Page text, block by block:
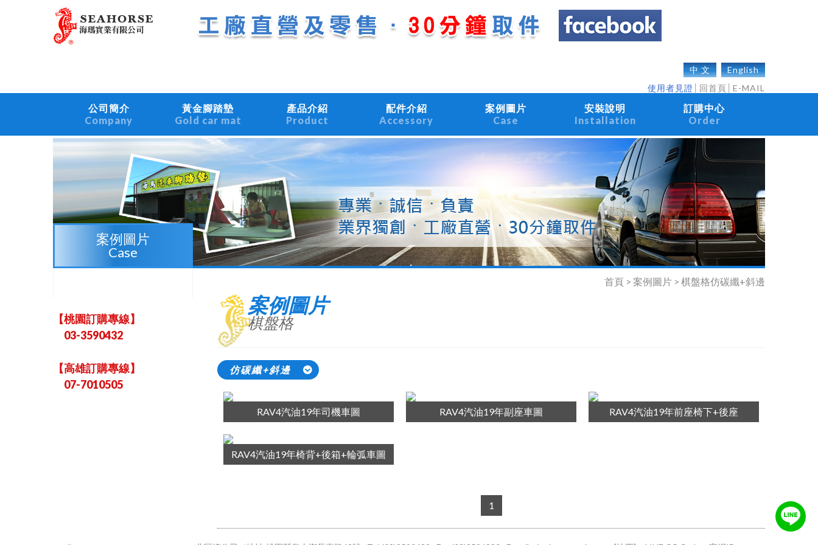
中 文
English
使用者見證
回首頁 E-MAIL
公司簡介
Company
黃金腳踏墊
Gold car mat
產品介紹
Product
配件介紹
Accessory
案例圖片
Case
安裝說明
Installation
訂購中心
Order
案例圖片
Case
【桃園訂購專線】
03-3590432
【高雄訂購專線】
07-7010505
首頁 > 案例圖片 > 棋盤格仿碳纖+斜邊
案例圖片
棋盤格
仿碳纖+斜邊
RAV4汽油19年司機車圖 RAV4汽油19年副座車圖 RAV4汽油19年前座椅下+後座
RAV4汽油19年椅背+後箱+輪弧車圖
1